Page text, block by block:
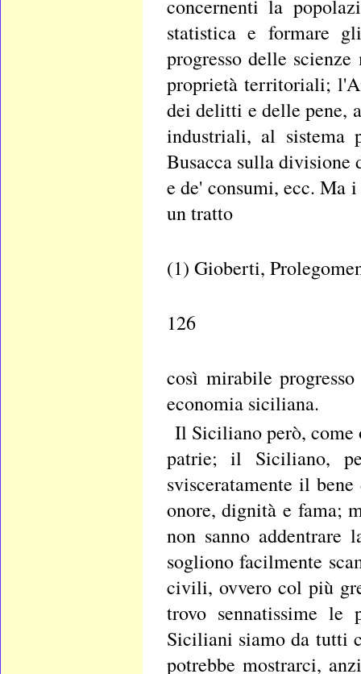
concernenti la
statistica e formare
progresso delle
proprietà territoriali;
dei delitti e delle
industriali, al sistema
Busacca sulla
e de' consumi, ecc. Ma
un tratto
(1) Gioberti,
126
così mirabile
economia siciliana.
Il Siciliano però, come
patrie; il Siciliano,
svisceratamente il
onore, dignità e fama;
non sanno
sogliono facilmente
civili, ovvero col più
trovo sennatissime le
Siciliani siamo da tutti
potrebbe mostrarci,